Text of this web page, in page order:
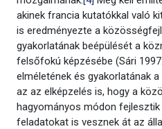
akinek francia kutatókkal való
is eredményezte a
gyakorlatának beépülését a
felsőfokú képzésébe (Sári
elméletének és gyakorlatának
az az elképzelés is, hogy a
hagyományos módon
feladatokat is vesznek át az